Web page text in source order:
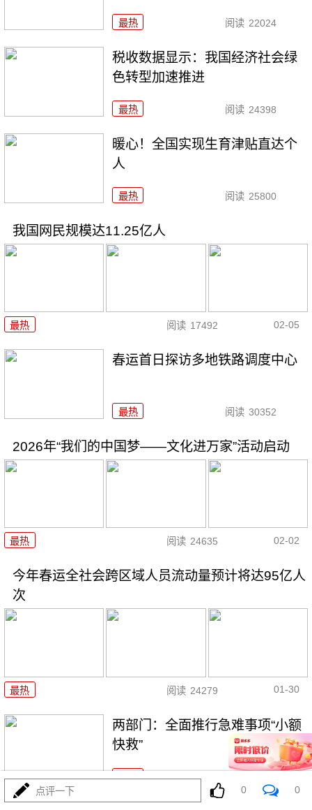
最热 阅读 22024
税收数据显示：我国经济社会绿
色转型加速推进
最热 阅读 24398
暖心！全国实现生育津贴直达个
人
最热 阅读 25800
我国网民规模达11.25亿人
最热 阅读 17492 02-05
春运首日探访多地铁路调度中心
最热 阅读 30352
2026年“我们的中国梦——文化进万家”活动启动
最热 阅读 24635 02-02
今年春运全社会跨区域人员流动量预计将达95亿人
次
最热 阅读 24279 01-30
两部门：全面推行急难事项“小额
快救”
最热
点评一下 0 0